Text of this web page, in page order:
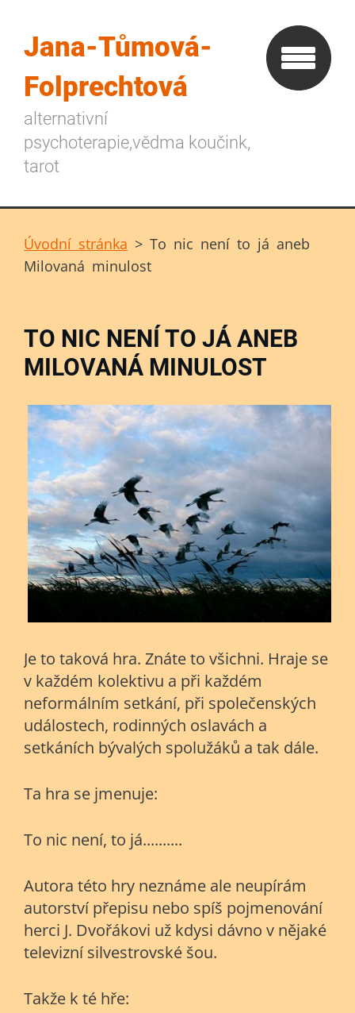
Jana-Tůmová-
Folprechtová
alternativní
psychoterapie,vědma koučink,
tarot
Úvodní stránka > To nic není to já aneb
Milovaná minulost
TO NIC NENÍ TO JÁ ANEB
MILOVANÁ MINULOST
Je to taková hra. Znáte to všichni. Hraje se
v každém kolektivu a při každém
neformálním setkání, při společenských
událostech, rodinných oslavách a
setkáních bývalých spolužáků a tak dále.
Ta hra se jmenuje:
To nic není, to já..........
Autora této hry neznáme ale neupírám
autorství přepisu nebo spíš pojmenování
herci J. Dvořákovi už kdysi dávno v nějaké
televizní silvestrovské šou.
Takže k té hře: